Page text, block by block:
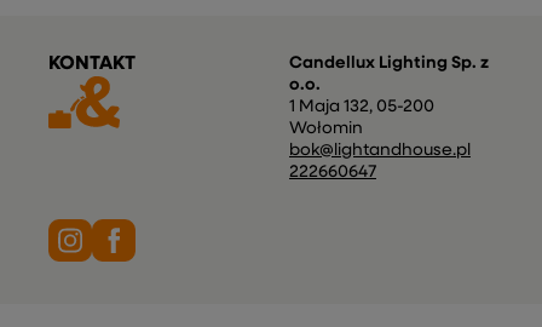
KONTAKT
Candellux Lighting Sp. z
o.o.
1 Maja 132, 05-200
Wołomin
bok@lightandhouse.pl
222660647